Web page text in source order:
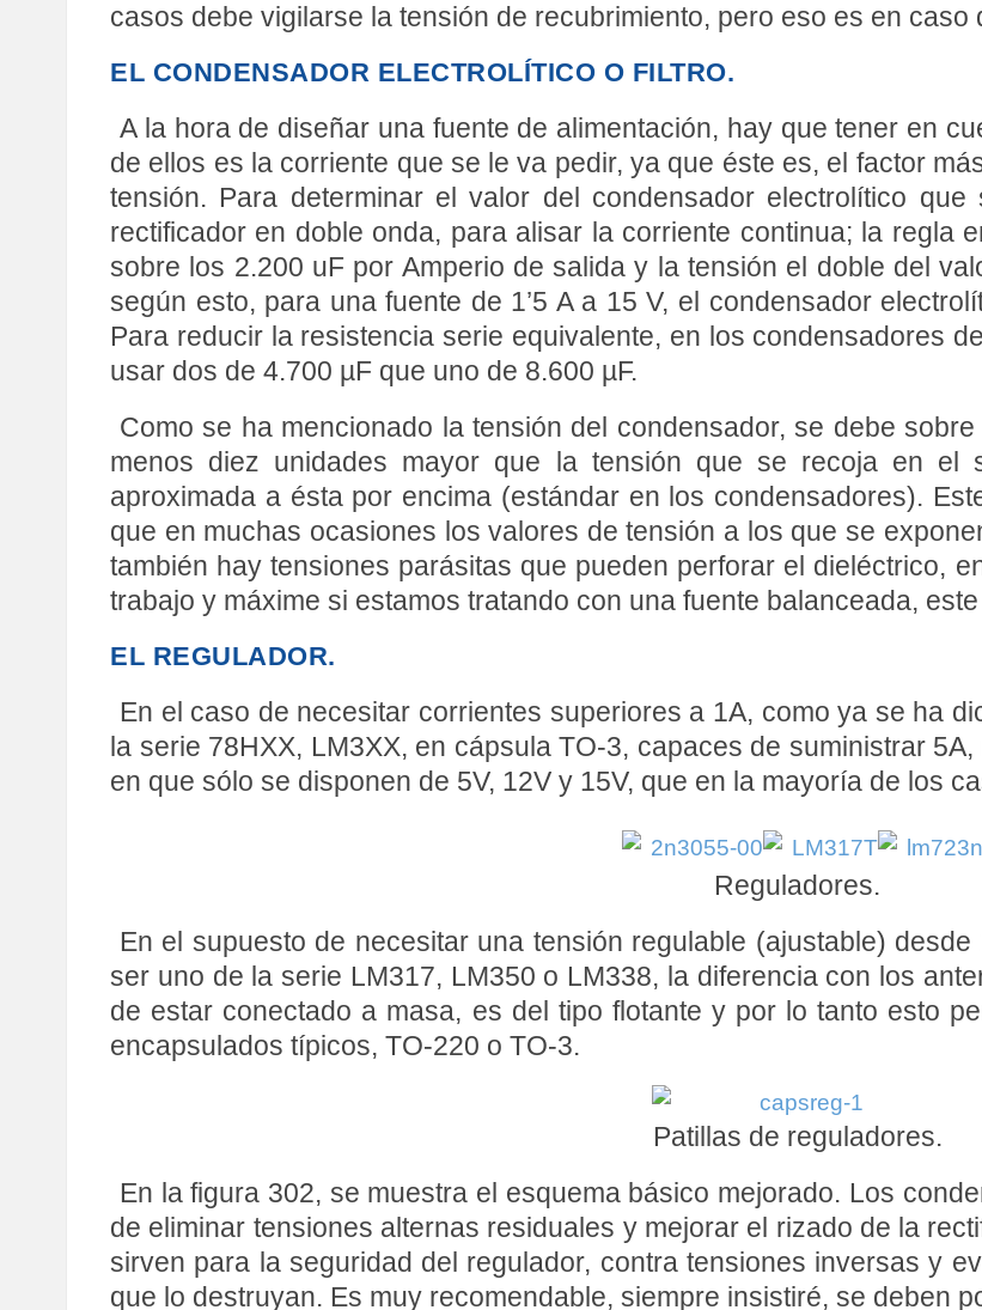
casos debe vigilarse la tensión de recubrimiento, pero eso es en caso
EL CONDENSADOR ELECTROLÍTICO O FILTRO.
A la hora de diseñar una fuente de alimentación, hay que tener en
de ellos es la corriente que se le va pedir, ya que éste es, el factor
tensión. Para determinar el valor del condensador electrolítico
rectificador en doble onda, para alisar la corriente continua; la regla
sobre los 2.200 uF por Amperio de salida y la tensión el doble del
según esto, para una fuente de 1’5 A a 15 V, el condensador
Para reducir la resistencia serie equivalente, en los condensadores
usar dos de 4.700 µF que uno de 8.600 µF.
Como se ha mencionado la tensión del condensador, se debe
menos diez unidades mayor que la tensión que se recoja en el
aproximada a ésta por encima (estándar en los condensadores).
que en muchas ocasiones los valores de tensión a los que se
también hay tensiones parásitas que pueden perforar el dieléctrico,
trabajo y máxime si estamos tratando con una fuente balanceada,
EL REGULADOR.
En el caso de necesitar corrientes superiores a 1A, como ya se ha
la serie 78HXX, LM3XX, en cápsula TO-3, capaces de suministrar
en que sólo se disponen de 5V, 12V y 15V, que en la mayoría de los
Reguladores.
En el supuesto de necesitar una tensión regulable (ajustable)
ser uno de la serie LM317, LM350 o LM338, la diferencia con los
de estar conectado a masa, es del tipo flotante y por lo tanto esto
encapsulados típicos, TO-220 o TO-3.
Patillas de reguladores.
En la figura 302, se muestra el esquema básico mejorado. Los
de eliminar tensiones alternas residuales y mejorar el rizado de la
sirven para la seguridad del regulador, contra tensiones inversas y
que lo destruyan. Es muy recomendable, siempre insistiré, se deben